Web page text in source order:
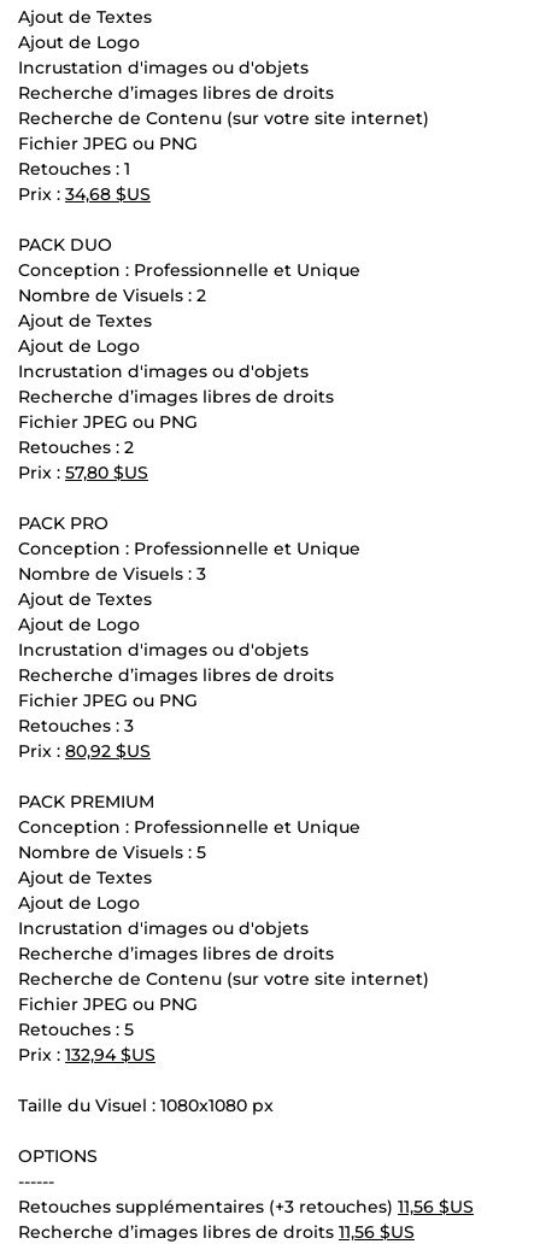
Ajout de Textes
Ajout de Logo
Incrustation d'images ou d'objets
Recherche d’images libres de droits
Recherche de Contenu (sur votre site internet)
Fichier JPEG ou PNG
Retouches : 1
Prix : 34,68 $US
PACK DUO
Conception : Professionnelle et Unique
Nombre de Visuels : 2
Ajout de Textes
Ajout de Logo
Incrustation d'images ou d'objets
Recherche d’images libres de droits
Fichier JPEG ou PNG
Retouches : 2
Prix : 57,80 $US
PACK PRO
Conception : Professionnelle et Unique
Nombre de Visuels : 3
Ajout de Textes
Ajout de Logo
Incrustation d'images ou d'objets
Recherche d’images libres de droits
Fichier JPEG ou PNG
Retouches : 3
Prix : 80,92 $US
PACK PREMIUM
Conception : Professionnelle et Unique
Nombre de Visuels : 5
Ajout de Textes
Ajout de Logo
Incrustation d'images ou d'objets
Recherche d’images libres de droits
Recherche de Contenu (sur votre site internet)
Fichier JPEG ou PNG
Retouches : 5
Prix : 132,94 $US
Taille du Visuel : 1080x1080 px
OPTIONS
------
Retouches supplémentaires (+3 retouches) 11,56 $US
Recherche d’images libres de droits 11,56 $US